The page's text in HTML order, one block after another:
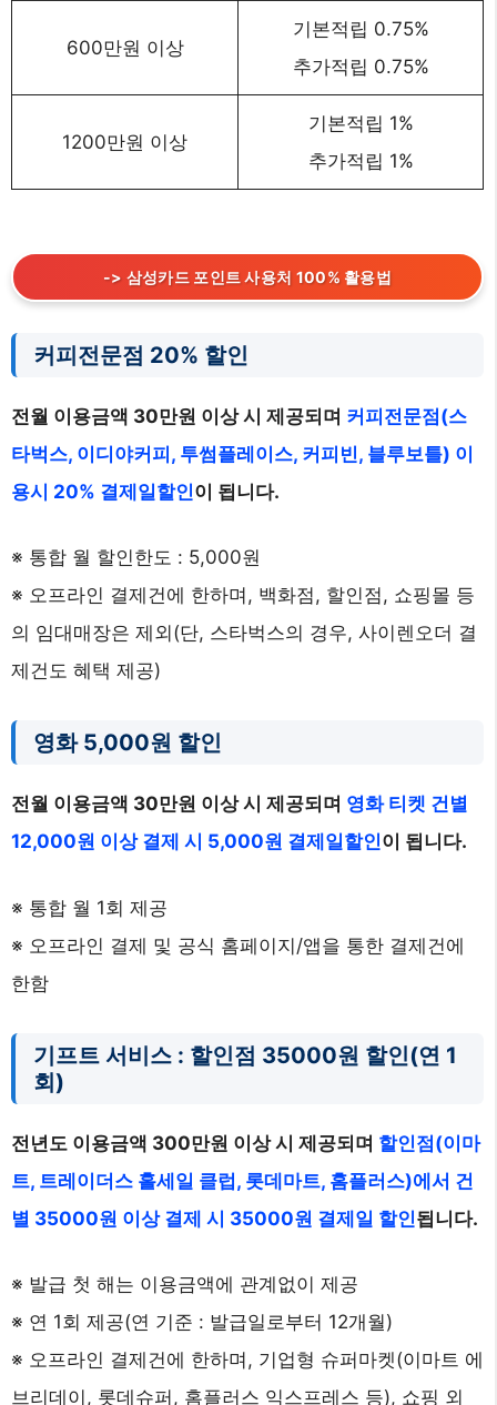
600만원 이상
기본적립 0.75%
추가적립 0.75%
1200만원 이상
기본적립 1%
추가적립 1%
-> 삼성카드 포인트 사용처 100% 활용법
커피전문점 20% 할인
전월 이용금액 30만원 이상 시 제공되며 커피전문점(스
타벅스, 이디야커피, 투썸플레이스, 커피빈, 블루보틀) 이
용시 20% 결제일할인이 됩니다.
※ 통합 월 할인한도 : 5,000원
※ 오프라인 결제건에 한하며, 백화점, 할인점, 쇼핑몰 등
의 임대매장은 제외(단, 스타벅스의 경우, 사이렌오더 결
제건도 혜택 제공)
영화 5,000원 할인
전월 이용금액 30만원 이상 시 제공되며 영화 티켓 건별
12,000원 이상 결제 시 5,000원 결제일할인이 됩니다.
※ 통합 월 1회 제공
※ 오프라인 결제 및 공식 홈페이지/앱을 통한 결제건에
한함
기프트 서비스 : 할인점 35000원 할인(연 1
회)
전년도 이용금액 300만원 이상 시 제공되며 할인점(이마
트, 트레이더스 홀세일 클럽, 롯데마트, 홈플러스)에서 건
별 35000원 이상 결제 시 35000원 결제일 할인됩니다.
※ 발급 첫 해는 이용금액에 관계없이 제공
※ 연 1회 제공(연 기준 : 발급일로부터 12개월)
※ 오프라인 결제건에 한하며, 기업형 슈퍼마켓(이마트 에
브리데이, 롯데슈퍼, 홈플러스 익스프레스 등), 쇼핑 외